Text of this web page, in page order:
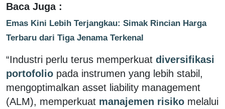
Baca Juga :
Emas Kini Lebih Terjangkau: Simak Rincian Harga
Terbaru dari Tiga Jenama Terkenal
“Industri perlu terus memperkuat diversifikasi
portofolio pada instrumen yang lebih stabil,
mengoptimalkan asset liability management
(ALM), memperkuat manajemen risiko melalui